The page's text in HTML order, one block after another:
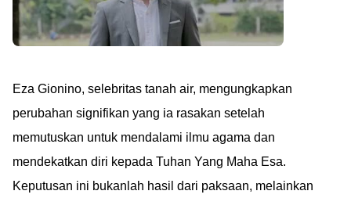
Eza Gionino, selebritas tanah air, mengungkapkan
perubahan signifikan yang ia rasakan setelah
memutuskan untuk mendalami ilmu agama dan
mendekatkan diri kepada Tuhan Yang Maha Esa.
Keputusan ini bukanlah hasil dari paksaan, melainkan